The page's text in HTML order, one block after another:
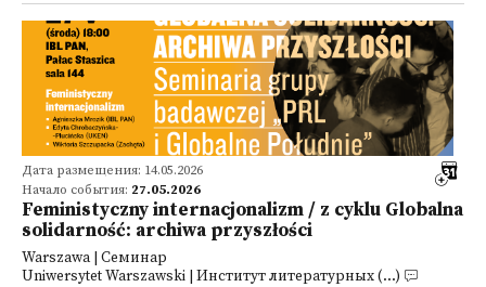
Дата размещения: 14.05.2026
Начало события: 27.05.2026
Feministyczny internacjonalizm / z cyklu Globalna
solidarność: archiwa przyszłości
Warszawa | Семинар
Uniwersytet Warszawski | Институт литературных (...)